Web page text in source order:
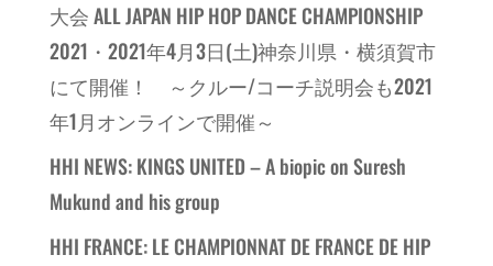
大会 ALL JAPAN HIP HOP DANCE CHAMPIONSHIP
2021・2021年4月3日(土)神奈川県・横須賀市
にて開催！ ～クルー/コーチ説明会も2021
年1月オンラインで開催～
HHI NEWS: KINGS UNITED – A biopic on Suresh
Mukund and his group
HHI FRANCE: LE CHAMPIONNAT DE FRANCE DE HIP